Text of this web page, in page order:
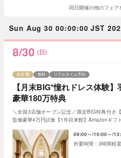
同日開催の他のフェア
Sun Aug 30 00:00:00 JST
8/30 (日)
【月末BIG*憧れドレス体験
豪華180万特典
残席 無料 リアルタイム予約
＼全国3店舗オープン記念／限定BIG特典付き
監修豪華4万円試食【1件目来館】Amazonギフ
09:00～ 10:00～
3時間程度